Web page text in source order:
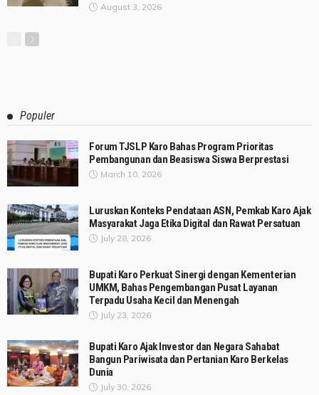
August 3, 2026
Populer
Forum TJSLP Karo Bahas Program Prioritas
Pembangunan dan Beasiswa Siswa Berprestasi
March 10, 2026
Luruskan Konteks Pendataan ASN, Pemkab Karo Ajak
Masyarakat Jaga Etika Digital dan Rawat Persatuan
July 28, 2026
Bupati Karo Perkuat Sinergi dengan Kementerian
UMKM, Bahas Pengembangan Pusat Layanan
Terpadu Usaha Kecil dan Menengah
July 23, 2026
Bupati Karo Ajak Investor dan Negara Sahabat
Bangun Pariwisata dan Pertanian Karo Berkelas
Dunia
July 30, 2026